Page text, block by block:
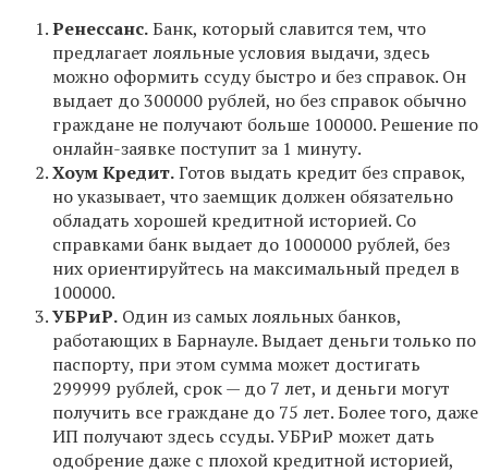
Ренессанс.Банк, который славится тем, что
предлагает лояльные условия выдачи, здесь
можно оформить ссуду быстро и без справок. Он
выдает до 300000 рублей, но без справок обычно
граждане не получают больше 100000. Решение по
онлайн-заявке поступит за 1 минуту.
Хоум Кредит.Готов выдать кредит без справок,
но указывает, что заемщик должен обязательно
обладать хорошей кредитной историей. Со
справками банк выдает до 1000000 рублей, без
них ориентируйтесь на максимальный предел в
100000.
УБРиР. Один из самых лояльных банков,
работающих в Барнауле. Выдает деньги только по
паспорту, при этом сумма может достигать
299999 рублей, срок — до 7 лет, и деньги могут
получить все граждане до 75 лет. Более того, даже
ИП получают здесь ссуды. УБРиР может дать
одобрение даже с плохой кредитной историей,